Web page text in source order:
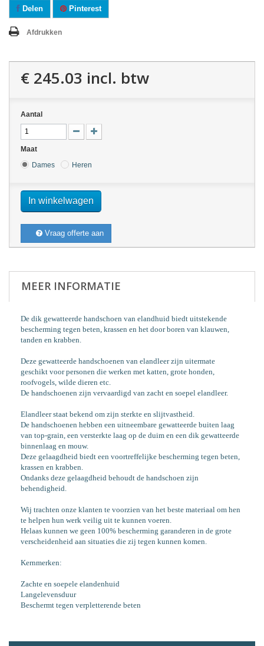
Delen Pinterest
Afdrukken
€ 245.03 incl. btw
Aantal
Maat
Dames
Heren
In winkelwagen
Vraag offerte aan
MEER INFORMATIE
De dik gewatteerde handschoen van elandhuid biedt uitstekende
bescherming tegen beten, krassen en het door boren van klauwen,
tanden en krabben.
Deze gewatteerde handschoenen van elandleer zijn uitermate
geschikt voor personen die werken met katten, grote honden,
roofvogels, wilde dieren etc.
De handschoenen zijn vervaardigd van zacht en soepel elandleer.
Elandleer staat bekend om zijn sterkte en slijtvastheid.
De handschoenen hebben een uitneembare gewatteerde buiten laag
van top-grain, een versterkte laag op de duim en een dik gewatteerde
binnenlaag en mouw.
Deze gelaagdheid biedt een voortreffelijke bescherming tegen beten,
krassen en krabben.
Ondanks deze gelaagdheid behoudt de handschoen zijn
behendigheid.
Wij trachten onze klanten te voorzien van het beste materiaal om hen
te helpen hun werk veilig uit te kunnen voeren.
Helaas kunnen we geen 100% bescherming garanderen in de grote
verscheidenheid aan situaties die zij tegen kunnen komen.
Kernmerken:
Zachte en soepele elandenhuid
Langelevensduur
Beschermt tegen verpletterende beten